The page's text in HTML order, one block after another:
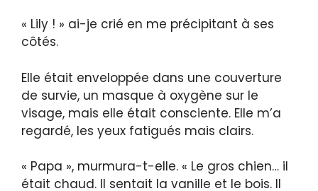
« Lily ! » ai-je crié en me précipitant à ses
côtés.
Elle était enveloppée dans une couverture
de survie, un masque à oxygène sur le
visage, mais elle était consciente. Elle m’a
regardé, les yeux fatigués mais clairs.
« Papa », murmura-t-elle. « Le gros chien… il
était chaud. Il sentait la vanille et le bois. Il